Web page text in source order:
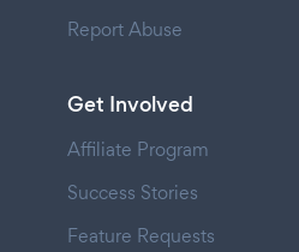
Report Abuse
Get Involved
Affiliate Program
Success Stories
Feature Requests